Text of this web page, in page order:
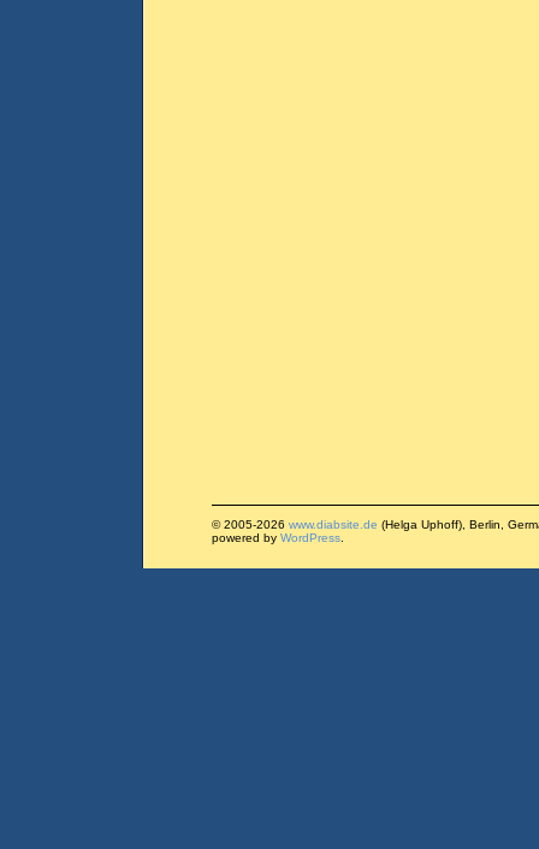
© 2005-2026 www.diabsite.de (Helga Uphoff), Berlin,
powered by WordPress.